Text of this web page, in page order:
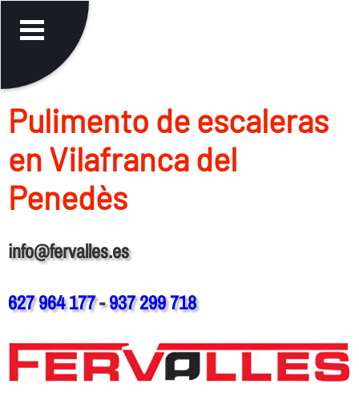
Pulimento de escaleras
en Vilafranca del
Penedès
info@fervalles.es
627 964 177-937 299 718